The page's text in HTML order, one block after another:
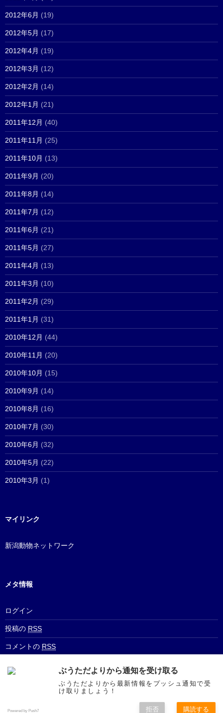
2012年6月 (19)
2012年5月 (17)
2012年4月 (19)
2012年3月 (12)
2012年2月 (14)
2012年1月 (21)
2011年12月 (40)
2011年11月 (25)
2011年10月 (13)
2011年9月 (20)
2011年8月 (14)
2011年7月 (12)
2011年6月 (21)
2011年5月 (27)
2011年4月 (13)
2011年3月 (10)
2011年2月 (29)
2011年1月 (31)
2010年12月 (44)
2010年11月 (20)
2010年10月 (15)
2010年9月 (14)
2010年8月 (16)
2010年7月 (30)
2010年6月 (32)
2010年5月 (22)
2010年3月 (1)
マイリンク
新潟動物ネットワーク
メタ情報
ログイン
投稿の RSS
コメントの RSS
© 2010 - 2026
ぶうただよりから通知を受け取る
ぶうただよりから最新情報をプッシュ通知で受
け取りましょう！
Powered by Push7 拒否 購読する